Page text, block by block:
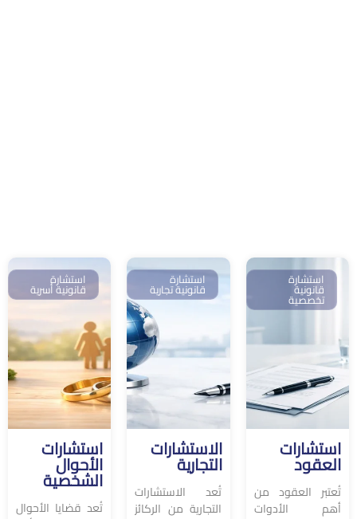
استشارة
قانونية
تخصصية
استشارات
العقود
تُعتبر العقود من
أهم الأدوات
استشارة
قانونية تجارية
الاستشارات
التجارية
تُعد الاستشارات
التجارية من الركائز
استشارة
قانونية أسرية
استشارات
الأحوال
الشخصية
تُعد قضايا الأحوال